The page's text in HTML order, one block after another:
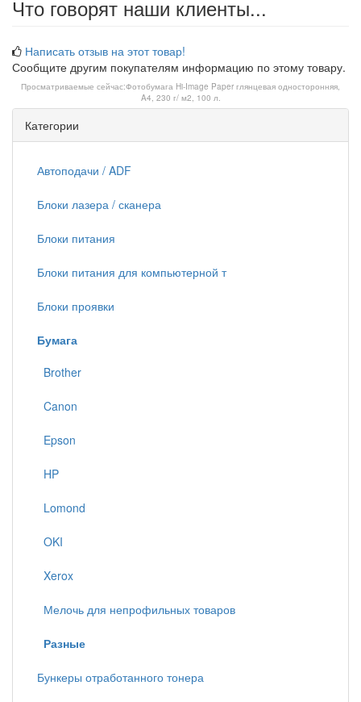
Что говорят наши клиенты...
Написать отзыв на этот товар!
Сообщите другим покупателям информацию по этому товару.
Просматриваемые сейчас:Фотобумага Hi-Image Paper глянцевая односторонняя,
A4, 230 г/ м2, 100 л.
Категории
Автоподачи / ADF
Блоки лазера / сканера
Блоки питания
Блоки питания для компьютерной т
Блоки проявки
Бумага
Brother
Canon
Epson
HP
Lomond
OKI
Xerox
Мелочь для непрофильных товаров
Разные
Бункеры отработанного тонера